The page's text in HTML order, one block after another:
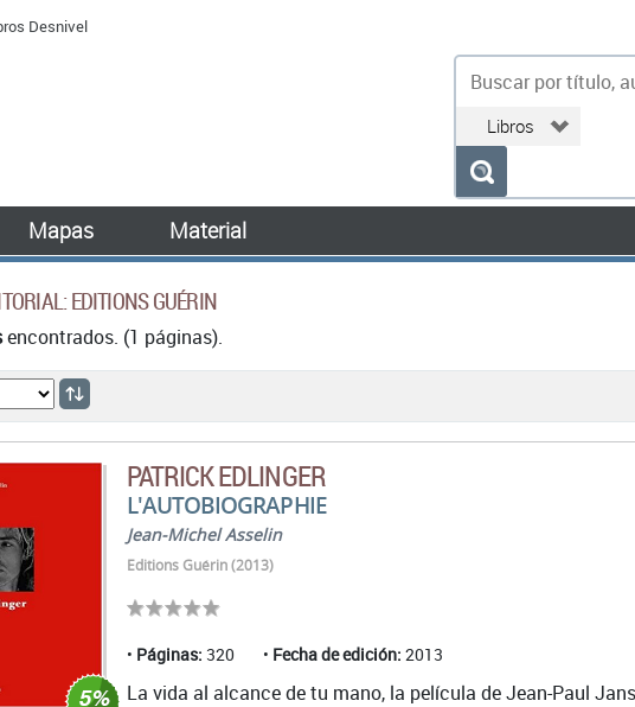
Desnivel
Mapas Material
EDITIONS GUÉRIN
encontrados. (1 páginas).
PATRICK EDLINGER
L'AUTOBIOGRAPHIE
Jean-Michel Asselin
Editions Guérin (2013)
Páginas: 320 Fecha de edición: 2013
La vida al alcance de tu mano, la película de Jean-Paul